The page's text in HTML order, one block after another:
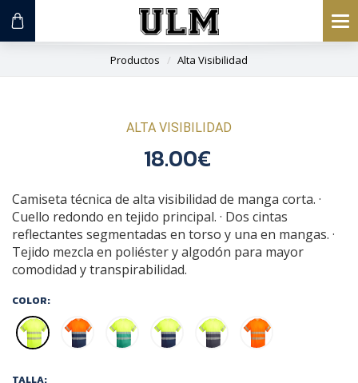
Productos Alta Visibilidad
ALTA VISIBILIDAD
18.00€
Camiseta técnica de alta visibilidad de manga corta. ·
Cuello redondo en tejido principal. · Dos cintas
reflectantes segmentadas en torso y una en mangas. ·
Tejido mezcla en poliéster y algodón para mayor
comodidad y transpirabilidad.
COLOR:
TALLA: